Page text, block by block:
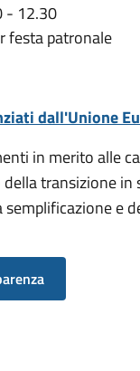
- 12.30
festa patronale
dall'Unione
in merito alle
della transizione
e